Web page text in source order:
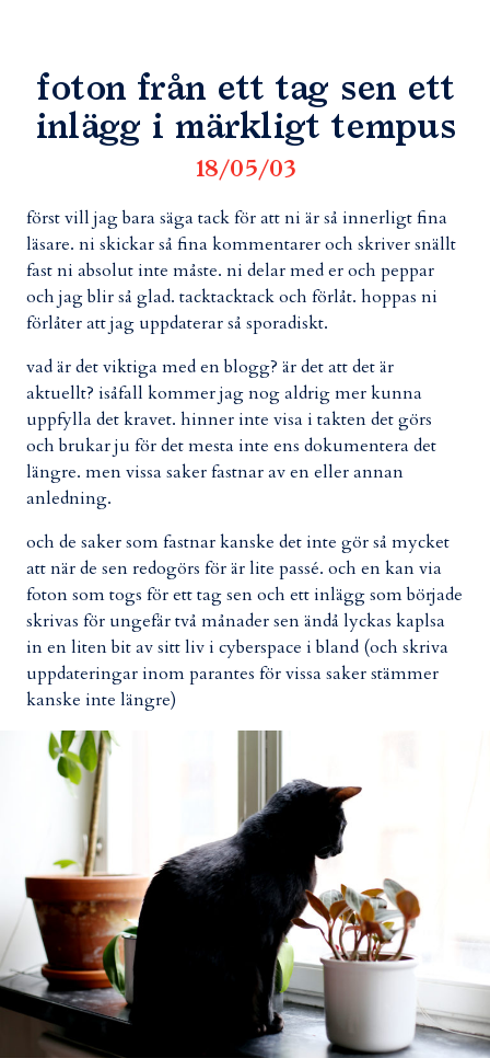
foton från ett tag sen ett
inlägg i märkligt tempus
18/05/03
först vill jag bara säga tack för att ni är så innerligt fina
läsare. ni skickar så fina kommentarer och skriver snällt
fast ni absolut inte måste. ni delar med er och peppar
och jag blir så glad. tacktacktack och förlåt. hoppas ni
förlåter att jag uppdaterar så sporadiskt.
vad är det viktiga med en blogg? är det att det är
aktuellt? isåfall kommer jag nog aldrig mer kunna
uppfylla det kravet. hinner inte visa i takten det görs
och brukar ju för det mesta inte ens dokumentera det
längre. men vissa saker fastnar av en eller annan
anledning.
och de saker som fastnar kanske det inte gör så mycket
att när de sen redogörs för är lite passé. och en kan via
foton som togs för ett tag sen och ett inlägg som började
skrivas för ungefär två månader sen ändå lyckas kaplsa
in en liten bit av sitt liv i cyberspace i bland (och skriva
uppdateringar inom parantes för vissa saker stämmer
kanske inte längre)